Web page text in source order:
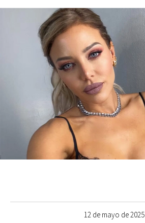
12 de mayo de 2025